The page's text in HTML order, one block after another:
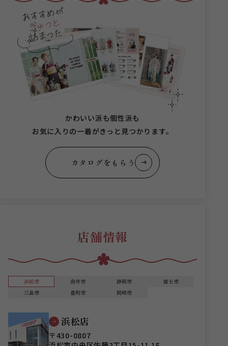
かわいい派も個性派も
お気に入りの一着がきっと見つかります。
カタログをもらう
店舗情報
浜松市 袋井市 静岡市
富士市
三島市
豊明市 岡崎市
浜松店
〒430-0807